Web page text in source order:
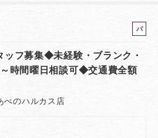
パ
ト
ッフ募集◆未経験・ブランク・
時間曜日相談可◆交通費全額
のハルカス店